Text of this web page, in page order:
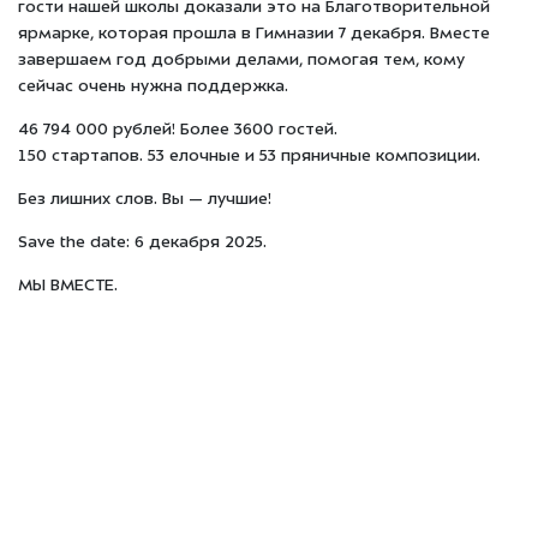
гости нашей школы доказали это на Благотворительной
ярмарке, которая прошла в Гимназии 7 декабря. Вместе
завершаем год добрыми делами, помогая тем, кому
сейчас очень нужна поддержка.
46 794 000 рублей! Более 3600 гостей.
150 стартапов. 53 елочные и 53 пряничные композиции.
Без лишних слов. Вы — лучшие!
Save the date: 6 декабря 2025.
МЫ ВМЕСТЕ.